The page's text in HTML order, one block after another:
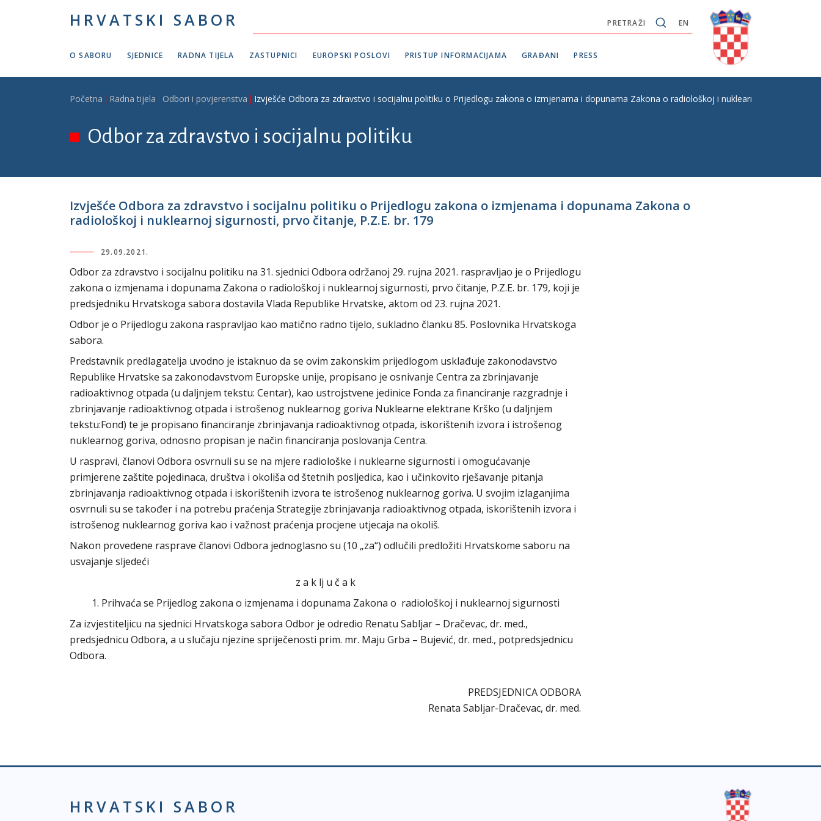
HRVATSKI SABOR EN
PRETRAŽI
O SABORU SJEDNICE RADNA TIJELA ZASTUPNICI EUROPSKI POSLOVI PRISTUP INFORMACIJAMA GRAĐANI PRESS
Breadcrumb
Početna Radna tijela Odbori i povjerenstva Izvješće Odbora za zdravstvo i socijalnu politiku o Prijedlogu zakona o izmjenama i dopunama Zakona o radiološkoj i nuklearnoj sigurnosti,
Odbor za zdravstvo i socijalnu politiku
Izvješće Odbora za zdravstvo i socijalnu politiku o Prijedlogu zakona o izmjenama i dopunama Zakona o
radiološkoj i nuklearnoj sigurnosti, prvo čitanje, P.Z.E. br. 179
29.09.2021.
Odbor za zdravstvo i socijalnu politiku na 31. sjednici Odbora održanoj 29. rujna 2021. raspravljao je o Prijedlogu
zakona o izmjenama i dopunama Zakona o radiološkoj i nuklearnoj sigurnosti, prvo čitanje, P.Z.E. br. 179, koji je
predsjedniku Hrvatskoga sabora dostavila Vlada Republike Hrvatske, aktom od 23. rujna 2021.
Odbor je o Prijedlogu zakona raspravljao kao matično radno tijelo, sukladno članku 85. Poslovnika Hrvatskoga
sabora.
Predstavnik predlagatelja uvodno je istaknuo da se ovim zakonskim prijedlogom usklađuje zakonodavstvo
Republike Hrvatske sa zakonodavstvom Europske unije, propisano je osnivanje Centra za zbrinjavanje
radioaktivnog otpada (u daljnjem tekstu: Centar), kao ustrojstvene jedinice Fonda za financiranje razgradnje i
zbrinjavanje radioaktivnog otpada i istrošenog nuklearnog goriva Nuklearne elektrane Krško (u daljnjem
tekstu:Fond) te je propisano financiranje zbrinjavanja radioaktivnog otpada, iskorištenih izvora i istrošenog
nuklearnog goriva, odnosno propisan je način financiranja poslovanja Centra.
U raspravi, članovi Odbora osvrnuli su se na mjere radiološke i nuklearne sigurnosti i omogućavanje
primjerene zaštite pojedinaca, društva i okoliša od štetnih posljedica, kao i učinkovito rješavanje pitanja
zbrinjavanja radioaktivnog otpada i iskorištenih izvora te istrošenog nuklearnog goriva. U svojim izlaganjima
osvrnuli su se također i na potrebu praćenja Strategije zbrinjavanja radioaktivnog otpada, iskorištenih izvora i
istrošenog nuklearnog goriva kao i važnost praćenja procjene utjecaja na okoliš.
Nakon provedene rasprave članovi Odbora jednoglasno su (10 „za“) odlučili predložiti Hrvatskome saboru na
usvajanje sljedeći
z a k lj u č a k
1. Prihvaća se Prijedlog zakona o izmjenama i dopunama Zakona o radiološkoj i nuklearnoj sigurnosti
Za izvjestiteljicu na sjednici Hrvatskoga sabora Odbor je odredio Renatu Sabljar – Dračevac, dr. med.,
predsjednicu Odbora, a u slučaju njezine spriječenosti prim. mr. Maju Grba – Bujević, dr. med., potpredsjednicu
Odbora.
PREDSJEDNICA ODBORA
Renata Sabljar-Dračevac, dr. med.
HRVATSKI SABOR